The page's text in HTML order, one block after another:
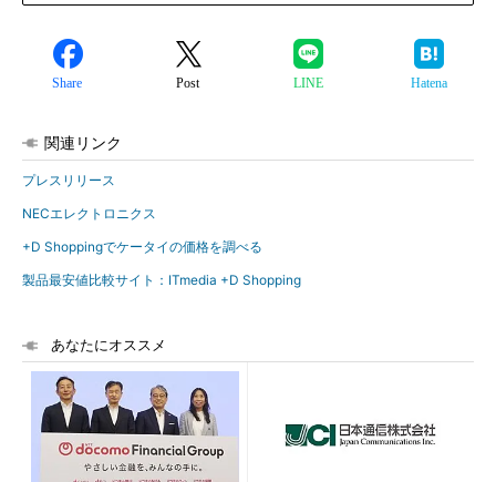
Share Post LINE Hatena
関連リンク
プレスリリース
NECエレクトロニクス
+D Shoppingでケータイの価格を調べる
製品最安値比較サイト：ITmedia +D Shopping
あなたにオススメ